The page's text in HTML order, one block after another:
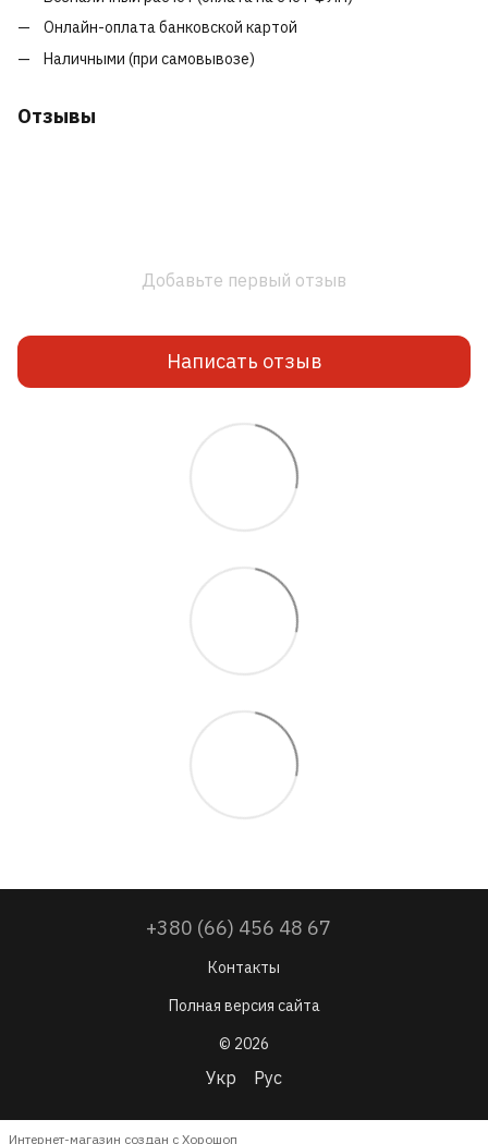
Онлайн-оплата банковской картой
Наличными (при самовывозе)
Отзывы
Добавьте первый отзыв
Написать отзыв
+380 (66) 456 48 67
Контакты
Полная версия сайта
© 2026
Укр Рус
Интернет-магазин создан с Хорошоп